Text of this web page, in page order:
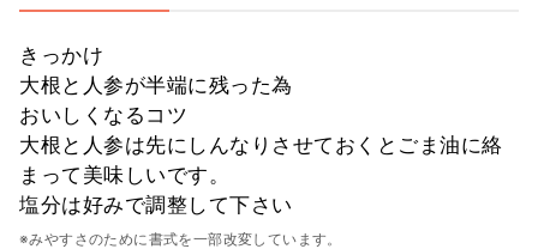
きっかけ
大根と人参が半端に残った為
おいしくなるコツ
大根と人参は先にしんなりさせておくとごま油に絡
まって美味しいです。
塩分は好みで調整して下さい
※みやすさのために書式を一部改変しています。